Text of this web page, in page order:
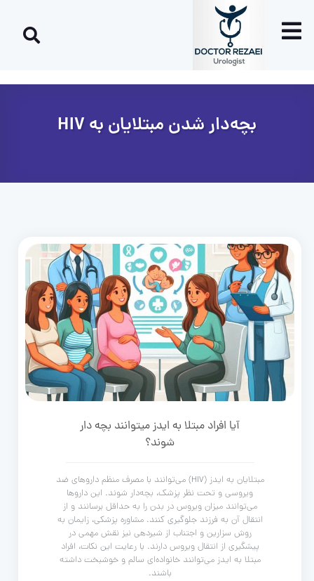
بچه‌دار شدن مبتلایان به HIV
آیا افراد مبتلا به ایدز میتوانند بچه دار
شوند؟
مبتلایان به ایدز (HIV) می‌توانند با مصرف منظم داروهای ضد
ویروسی و تحت نظر پزشک، بچه‌دار شوند. این داروها
می‌توانند میزان ویروس در بدن را به حداقل برسانند و از
انتقال آن به فرزند جلوگیری کنند. مشاوره پزشکی، زایمان به
روش سزارین و اجتناب از شیردهی نیز نقش مهمی در
پیشگیری از انتقال ویروس دارند. با رعایت این نکات، افراد
مبتلا به ایدز می‌توانند خانواده‌ای سالم و خوشبخت داشته
باشند.